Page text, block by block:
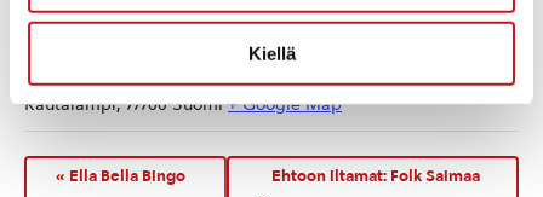
Kiellä
Rautalammin kunnanvirasto
Rautalampi, 77700 Suomi + Google Map
« Ella Bella Bingo
Ehtoon iltamat: Folk Saimaa